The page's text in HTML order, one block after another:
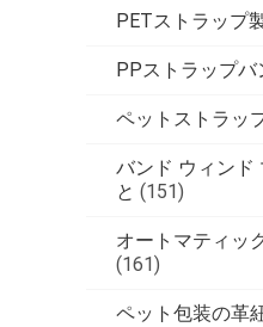
PETストラップ
PPストラップ
ペットストラッ
バンド ウィンド
と (151)
オートマティッ
(161)
ペット包装の革